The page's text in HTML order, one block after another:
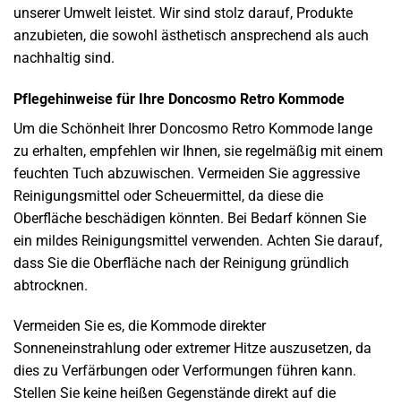
unserer Umwelt leistet. Wir sind stolz darauf, Produkte
anzubieten, die sowohl ästhetisch ansprechend als auch
nachhaltig sind.
Pflegehinweise für Ihre Doncosmo Retro Kommode
Um die Schönheit Ihrer Doncosmo Retro Kommode lange
zu erhalten, empfehlen wir Ihnen, sie regelmäßig mit einem
feuchten Tuch abzuwischen. Vermeiden Sie aggressive
Reinigungsmittel oder Scheuermittel, da diese die
Oberfläche beschädigen könnten. Bei Bedarf können Sie
ein mildes Reinigungsmittel verwenden. Achten Sie darauf,
dass Sie die Oberfläche nach der Reinigung gründlich
abtrocknen.
Vermeiden Sie es, die Kommode direkter
Sonneneinstrahlung oder extremer Hitze auszusetzen, da
dies zu Verfärbungen oder Verformungen führen kann.
Stellen Sie keine heißen Gegenstände direkt auf die